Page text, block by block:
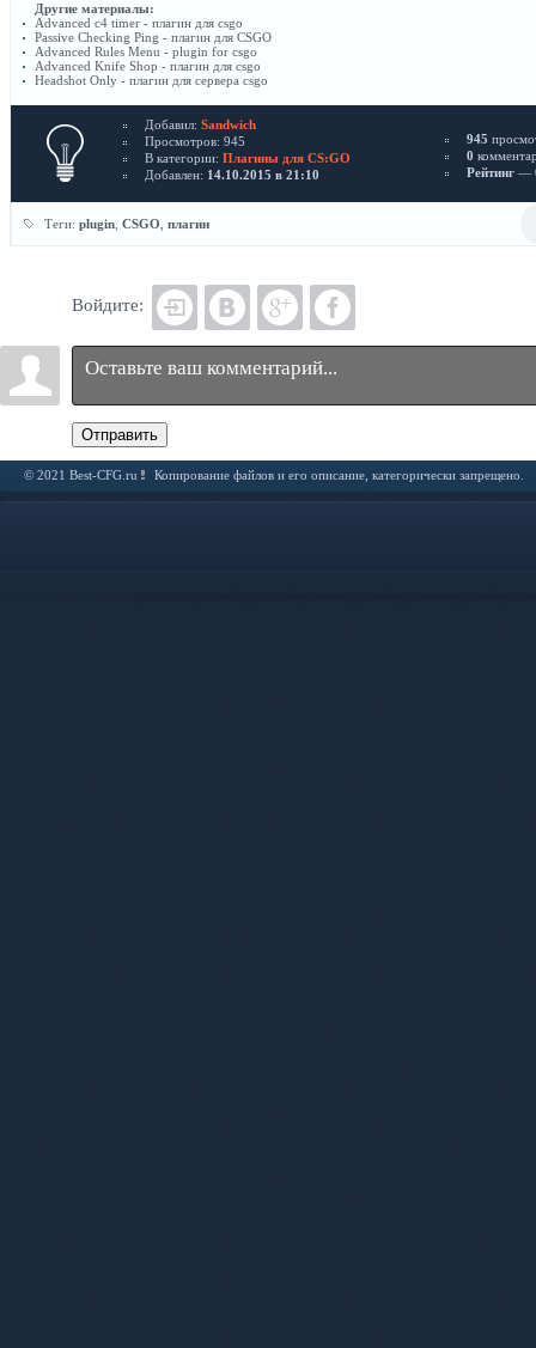
Другие материалы:
Advanced c4 timer - плагин для csgo
Passive Checking Ping - плагин для CSGO
Advanced Rules Menu - plugin for csgo
Advanced Knife Shop - плагин для csgo
Headshot Only - плагин для сервера csgo
Добавил: Sandwich
Просмотров: 945
В категории: Плагины для CS:GO
Добавлен: 14.10.2015 в 21:10
945
0
Рейтинг —
Теги: plugin CSGO плагин
Войдите:
Отправить
© 2021 Best-CFG.ru Копирование файлов и его описание, категорически запрещено.